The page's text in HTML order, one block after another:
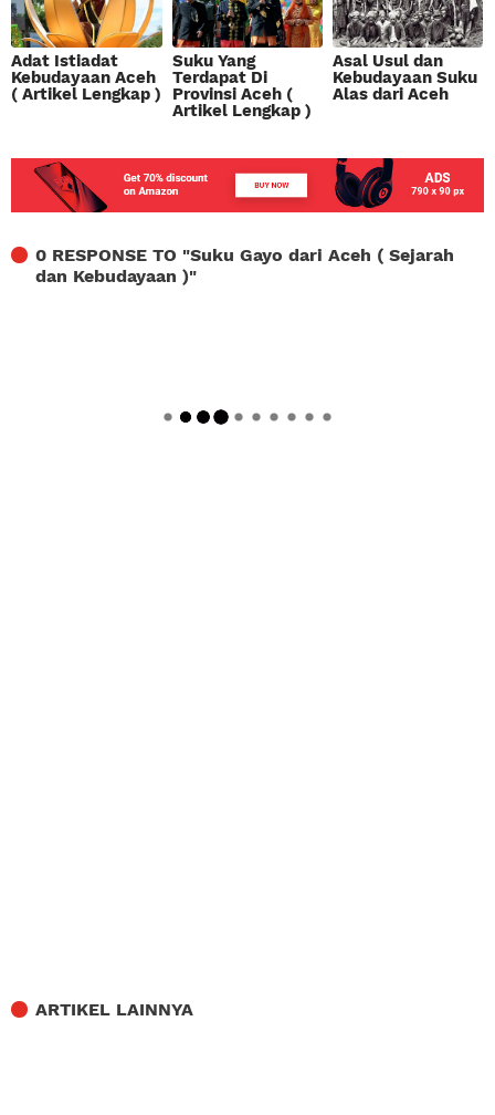
Adat Istiadat
Kebudayaan Aceh
( Artikel Lengkap )
Suku Yang
Terdapat Di
Provinsi Aceh (
Artikel Lengkap )
Asal Usul dan
Kebudayaan Suku
Alas dari Aceh
0 RESPONSE TO "Suku Gayo dari Aceh ( Sejarah
dan Kebudayaan )"
ARTIKEL LAINNYA